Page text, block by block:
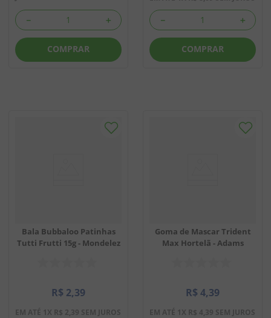
＋
－
COMPRAR
＋
－
COMPRAR
Bala Bubbaloo Patinhas
Tutti Frutti 15g - Mondelez
R$ 2,39
EM ATÉ 1X R$ 2,39 SEM JUROS
Goma de Mascar Trident
Max Hortelã - Adams
R$ 4,39
EM ATÉ 1X R$ 4,39 SEM JUROS